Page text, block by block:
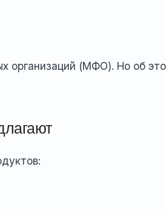
организаций (МФО). Но об